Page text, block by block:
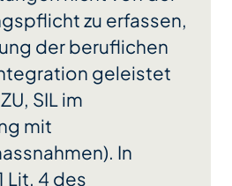
zu erfassen,
der beruflichen
geleistet
SIL im
mit
In
Lit. 4 des